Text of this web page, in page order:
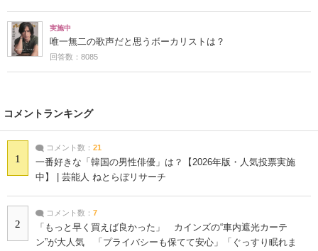
実施中
唯一無二の歌声だと思うボーカリストは？
回答数：8085
コメントランキング
1
コメント数： 21
一番好きな「韓国の男性俳優」は？【2026年版・人気投票実施
中】 | 芸能人 ねとらぼリサーチ
2
コメント数： 7
「もっと早く買えば良かった」 カインズの“車内遮光カーテ
ン”が大人気 「プライバシーも保てて安心」「ぐっすり眠れま